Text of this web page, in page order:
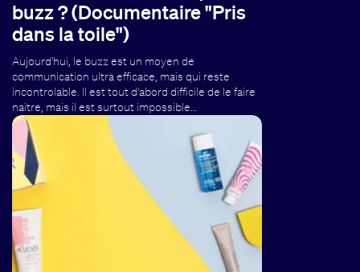
buzz ? (Documentaire "Pris
dans la toile")
Aujourd'hui, le buzz est un moyen de
communication ultra efficace, mais qui reste
incontrolable. Il est tout d'abord difficile de le faire
naitre, mais il est surtout impossible…